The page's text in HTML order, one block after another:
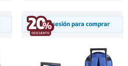
Inicia sesión para comprar